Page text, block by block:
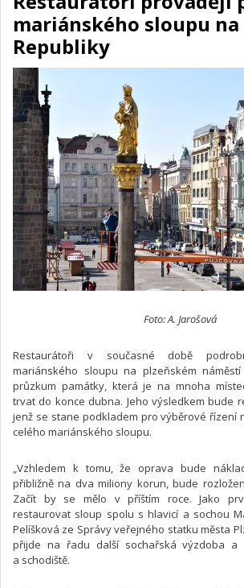
mariánského sloupu
Republiky
Foto: A. Jarošová
Restaurátoři v současné době
mariánského sloupu na plzeňském
průzkum památky, která je na mnoha
trvat do konce dubna. Jeho výsledkem bude
jenž se stane podkladem pro výběrové řízení
celého mariánského sloupu.
„Vzhledem k tomu, že oprava bude
přibližně na dva miliony korun, bude
Začít by se mělo v příštím roce. Jako
restaurovat sloup spolu s hlavicí a sochou
Pelíšková ze Správy veřejného statku města
přijde na řadu další sochařská výzdoba a
a schodiště.